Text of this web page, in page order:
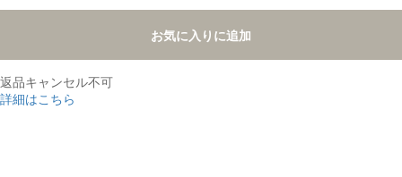
お気に入りに追加
返品キャンセル不可
詳細はこちら